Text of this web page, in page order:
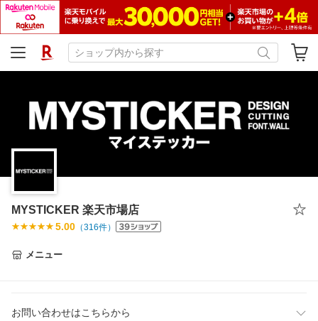
MYSTICKER 楽天市場店
5.00 （316件）
メニュー
お問い合わせはこちらから